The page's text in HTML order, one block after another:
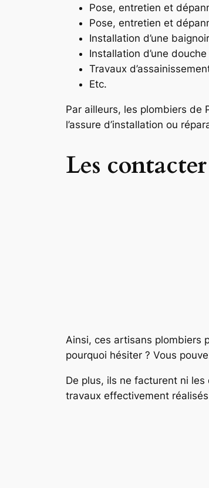
Pose, entretien et
Pose, entretien et
Installation d’une
Installation d’une douche
Travaux
Etc.
Par ailleurs, les plombiers de
l’assure d’installation ou
Les contacter
Ainsi, ces artisans plombiers
pourquoi hésiter ? Vous
De plus, ils ne facturent ni
travaux effectivement